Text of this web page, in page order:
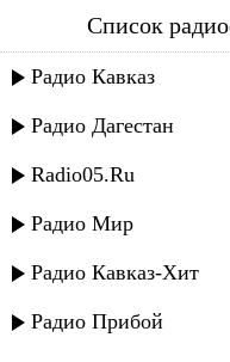
айдамир
Список
Радио Кавказ
Радио Дагестан
Radio05.Ru
Радио Мир
Радио Кавказ-Хит
Радио Прибой
Айдамир
Айдамир
Айдамир